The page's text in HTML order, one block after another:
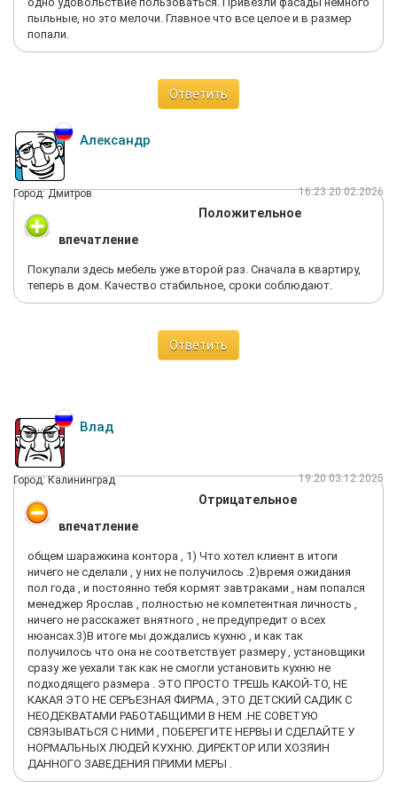
пыльные, но это мелочи. Главное что все целое и в размер
попали.
Ответить
Александр
Город: Дмитров 16:23 20.02.2026
Положительное
впечатление
Покупали здесь мебель уже второй раз. Сначала в квартиру,
теперь в дом. Качество стабильное, сроки соблюдают.
Ответить
Влад
Город: Калининград 19:20 03.12.2025
Отрицательное
впечатление
общем шаражкина контора , 1) Что хотел клиент в итоги
ничего не сделали , у них не получилось .2)время ожидания
пол года , и постоянно тебя кормят завтраками , нам попался
менеджер Ярослав , полностью не компетентная личность ,
ничего не расскажет внятного , не предупредит о всех
нюансах.3)В итоге мы дождались кухню , и как так
получилось что она не соответствует размеру , установщики
сразу же уехали так как не смогли установить кухню не
подходящего размера . ЭТО ПРОСТО ТРЕШЬ КАКОЙ-ТО, НЕ
КАКАЯ ЭТО НЕ СЕРЬЕЗНАЯ ФИРМА , ЭТО ДЕТСКИЙ САДИК С
НЕОДЕКВАТАМИ РАБОТАБЩИМИ В НЕМ .НЕ СОВЕТУЮ
СВЯЗЫВАТЬСЯ С НИМИ , ПОБЕРЕГИТЕ НЕРВЫ И СДЕЛАЙТЕ У
НОРМАЛЬНЫХ ЛЮДЕЙ КУХНЮ. ДИРЕКТОР ИЛИ ХОЗЯИН
ДАННОГО ЗАВЕДЕНИЯ ПРИМИ МЕРЫ .